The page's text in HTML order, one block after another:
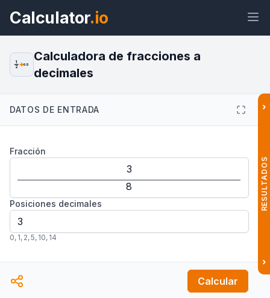
Calculator.io
Widget
1
2
0.5
Calculadora de fracciones a
decimales
DATOS DE ENTRADA
Fracción
Posiciones decimales
0, 1, 2,5, 10, 14
Calcular
›
RESULTADOS
›